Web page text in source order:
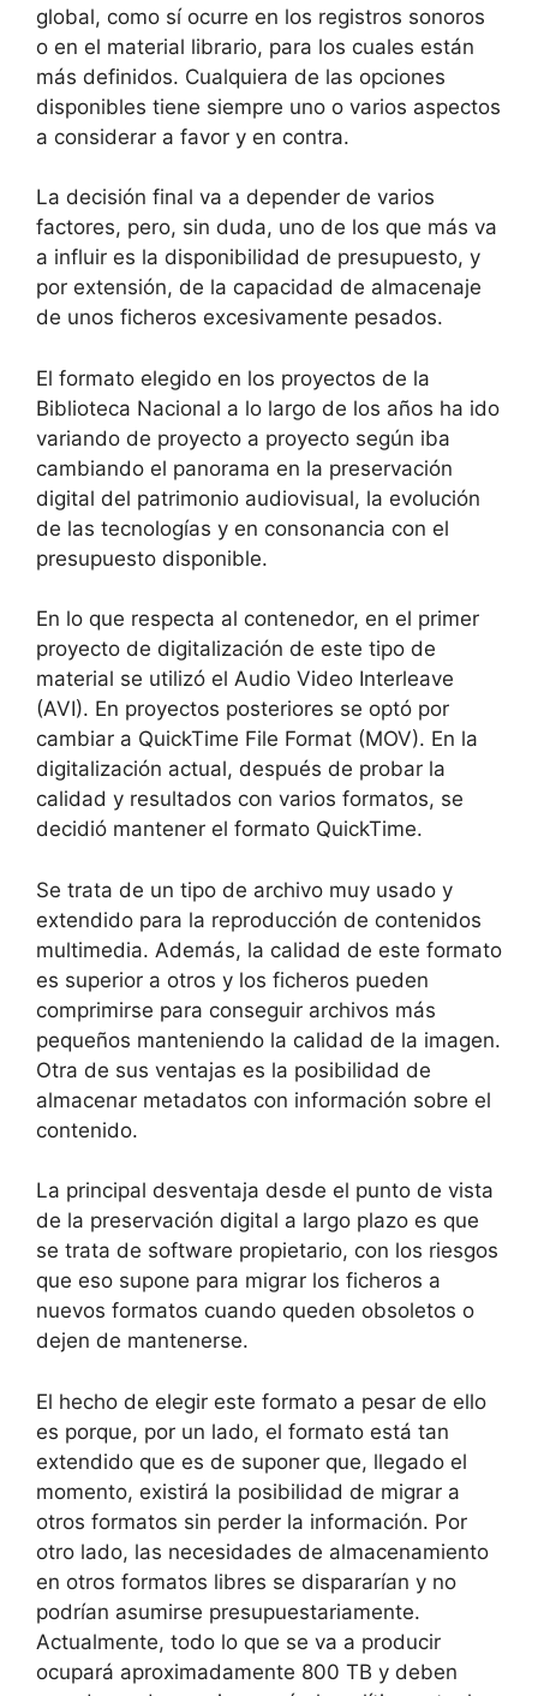
global, como sí ocurre en los registros sonoros
o en el material librario, para los cuales están
más definidos. Cualquiera de las opciones
disponibles tiene siempre uno o varios aspectos
a considerar a favor y en contra.
La decisión final va a depender de varios
factores, pero, sin duda, uno de los que más va
a influir es la disponibilidad de presupuesto, y
por extensión, de la capacidad de almacenaje
de unos ficheros excesivamente pesados.
El formato elegido en los proyectos de la
Biblioteca Nacional a lo largo de los años ha ido
variando de proyecto a proyecto según iba
cambiando el panorama en la preservación
digital del patrimonio audiovisual, la evolución
de las tecnologías y en consonancia con el
presupuesto disponible.
En lo que respecta al contenedor, en el primer
proyecto de digitalización de este tipo de
material se utilizó el Audio Video Interleave
(AVI). En proyectos posteriores se optó por
cambiar a QuickTime File Format (MOV). En la
digitalización actual, después de probar la
calidad y resultados con varios formatos, se
decidió mantener el formato QuickTime.
Se trata de un tipo de archivo muy usado y
extendido para la reproducción de contenidos
multimedia. Además, la calidad de este formato
es superior a otros y los ficheros pueden
comprimirse para conseguir archivos más
pequeños manteniendo la calidad de la imagen.
Otra de sus ventajas es la posibilidad de
almacenar metadatos con información sobre el
contenido.
La principal desventaja desde el punto de vista
de la preservación digital a largo plazo es que
se trata de software propietario, con los riesgos
que eso supone para migrar los ficheros a
nuevos formatos cuando queden obsoletos o
dejen de mantenerse.
El hecho de elegir este formato a pesar de ello
es porque, por un lado, el formato está tan
extendido que es de suponer que, llegado el
momento, existirá la posibilidad de migrar a
otros formatos sin perder la información. Por
otro lado, las necesidades de almacenamiento
en otros formatos libres se dispararían y no
podrían asumirse presupuestariamente.
Actualmente, todo lo que se va a producir
ocupará aproximadamente 800 TB y deben